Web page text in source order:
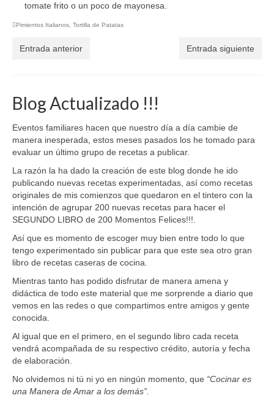
tomate frito o un poco de mayonesa.
Pimientos Italianos, Tortilla de Patatas
Entrada anterior Entrada siguiente
Blog Actualizado !!!
Eventos familiares hacen que nuestro día a día cambie de
manera inesperada, estos meses pasados los he tomado para
evaluar un último grupo de recetas a publicar.
La razón la ha dado la creación de este blog donde he ido
publicando nuevas recetas experimentadas, así como recetas
originales de mis comienzos que quedaron en el tintero con la
intención de agrupar 200 nuevas recetas para hacer el
SEGUNDO LIBRO de 200 Momentos Felices!!!.
Así que es momento de escoger muy bien entre todo lo que
tengo experimentado sin publicar para que este sea otro gran
libro de recetas caseras de cocina.
Mientras tanto has podido disfrutar de manera amena y
didáctica de todo este material que me sorprende a diario que
vemos en las redes o que compartimos entre amigos y gente
conocida.
Al igual que en el primero, en el segundo libro cada receta
vendrá acompañada de su respectivo crédito, autoría y fecha
de elaboración.
No olvidemos ni tú ni yo en ningún momento, que “Cocinar es
una Manera de Amar a los demás”.